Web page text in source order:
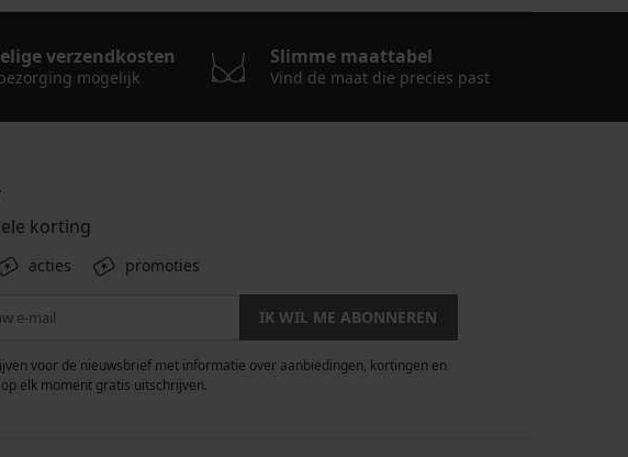
verzendkosten
mogelijk
Slimme maattabel
Vind de maat die precies past
korting
acties promoties
IK WIL ME ABONNEREN
voor de nieuwsbrief met informatie over aanbiedingen, kortingen en
op elk moment gratis uitschrijven.